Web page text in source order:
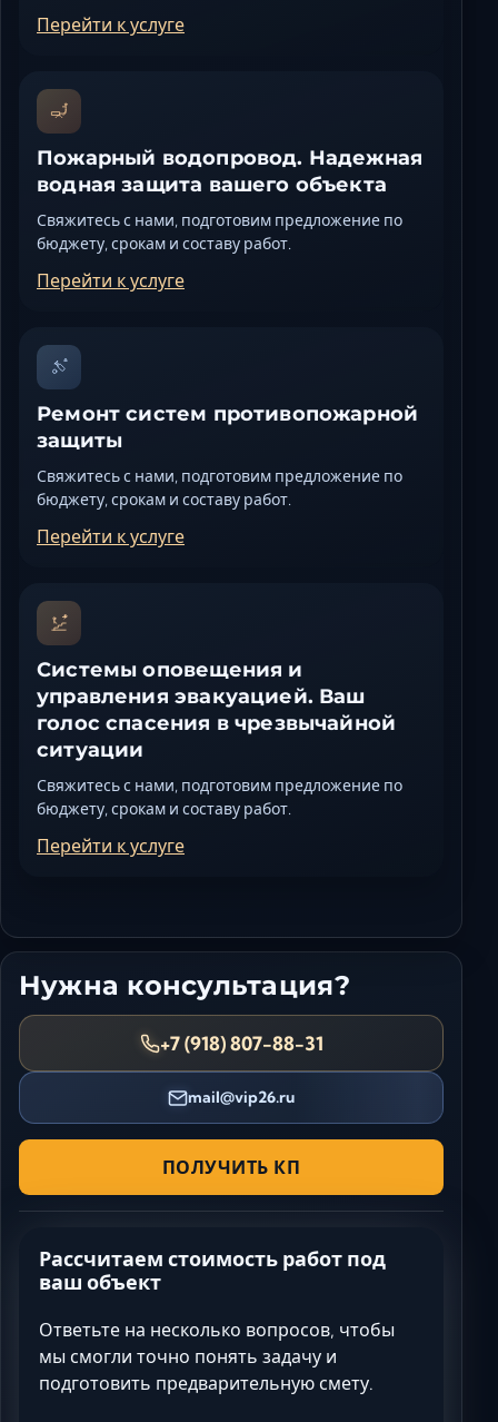
Перейти к услуге
Пожарный водопровод. Надежная
водная защита вашего объекта
Свяжитесь с нами, подготовим предложение по
бюджету, срокам и составу работ.
Перейти к услуге
Ремонт систем противопожарной
защиты
Свяжитесь с нами, подготовим предложение по
бюджету, срокам и составу работ.
Перейти к услуге
Системы оповещения и
управления эвакуацией. Ваш
голос спасения в чрезвычайной
ситуации
Свяжитесь с нами, подготовим предложение по
бюджету, срокам и составу работ.
Перейти к услуге
Нужна консультация?
+7 (918) 807-88-31
mail@vip26.ru
ПОЛУЧИТЬ КП
Рассчитаем стоимость работ под
ваш объект
Ответьте на несколько вопросов, чтобы
мы смогли точно понять задачу и
подготовить предварительную смету.